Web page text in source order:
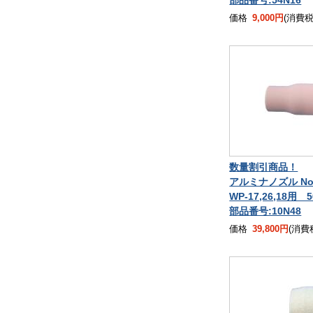
価格 9,000円(消費
数量割引商品！
アルミナノズル
WP-17,26,18用
部品番号:10N48
価格 39,800円(消費